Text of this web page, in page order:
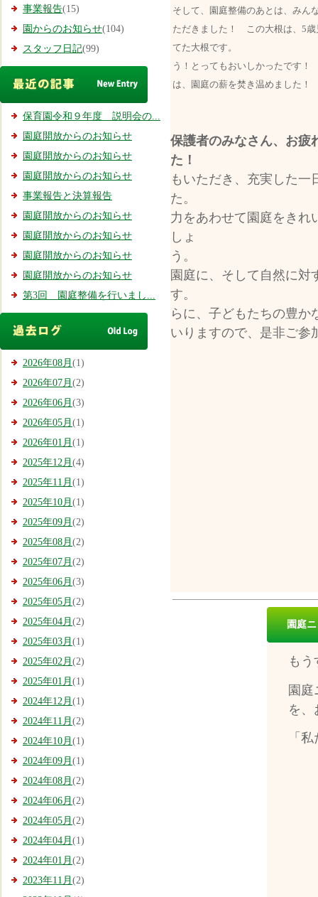
事業報告(15)
園からのお知らせ(104)
スタッフ日記(99)
保育園令和９年度 説明会の...
園庭開放からのお知らせ
園庭開放からのお知らせ
園庭開放からのお知らせ
事業報告と決算報告
園庭開放からのお知らせ
園庭開放からのお知らせ
園庭開放からのお知らせ
園庭開放からのお知らせ
第3回 園庭整備を行いまし...
2026年08月 (1)
2026年07月 (2)
2026年06月 (3)
2026年05月 (1)
2026年01月 (1)
2025年12月 (4)
2025年11月 (1)
2025年10月 (1)
2025年09月 (2)
2025年08月 (2)
2025年07月 (2)
2025年06月 (3)
2025年05月 (2)
2025年04月 (2)
2025年03月 (1)
2025年02月 (2)
2025年01月 (1)
2024年12月 (1)
2024年11月 (2)
2024年10月 (1)
2024年09月 (1)
2024年08月 (2)
2024年06月 (2)
2024年05月 (2)
2024年04月 (1)
2024年01月 (2)
2023年11月 (2)
そして、園庭整備のあとは、みん
ただきました！ この大根は、5歳
てた大根です。 にじ組
う！とってもおいし
は、園庭の薪を焚き温めました！
保護者のみなさん、お疲
もいただき、充実した一
た。
力をあわせて園庭をきれ
しょ
園庭に、そして自然に対
す。 これか
らに、子どもたちの豊
いりますので、是非ご参
園庭
も
園庭
を、
「